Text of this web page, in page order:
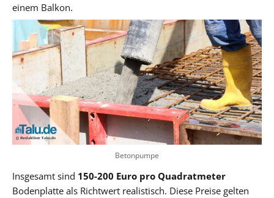
einem Balkon.
Betonpumpe
Insgesamt sind 150-200 Euro pro Quadratmeter
Bodenplatte als Richtwert realistisch. Diese Preise gelten